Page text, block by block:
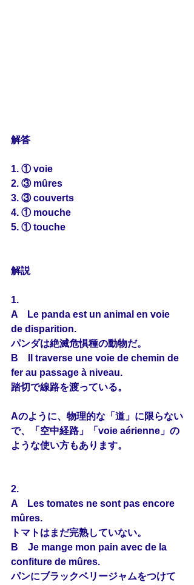
解答
1. ① voie
2. ③ mûres
3. ③ couverts
4. ① mouche
5. ① touche
解説
1.
A　Le panda est un animal en voie
de disparition.
パンダは絶滅危惧種の動物だ。
B　Il traverse une voie de chemin de
fer au passage à niveau.
踏切で線路を渡っている。
Aのように、物理的な「道」に限らない
で、「空中経路」「voie aérienne」の
ような使い方もあります。
2.
A　Les tomates ne sont pas encore
mûres.
トマトはまだ完熟していない。
B　Je mange mon pain avec de la
confiture de mûres.
パンにブラックベリージャムをつけて